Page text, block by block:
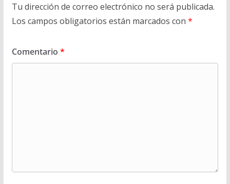
Tu dirección de correo electrónico no será publicada.
Los campos obligatorios están marcados con *
Comentario *